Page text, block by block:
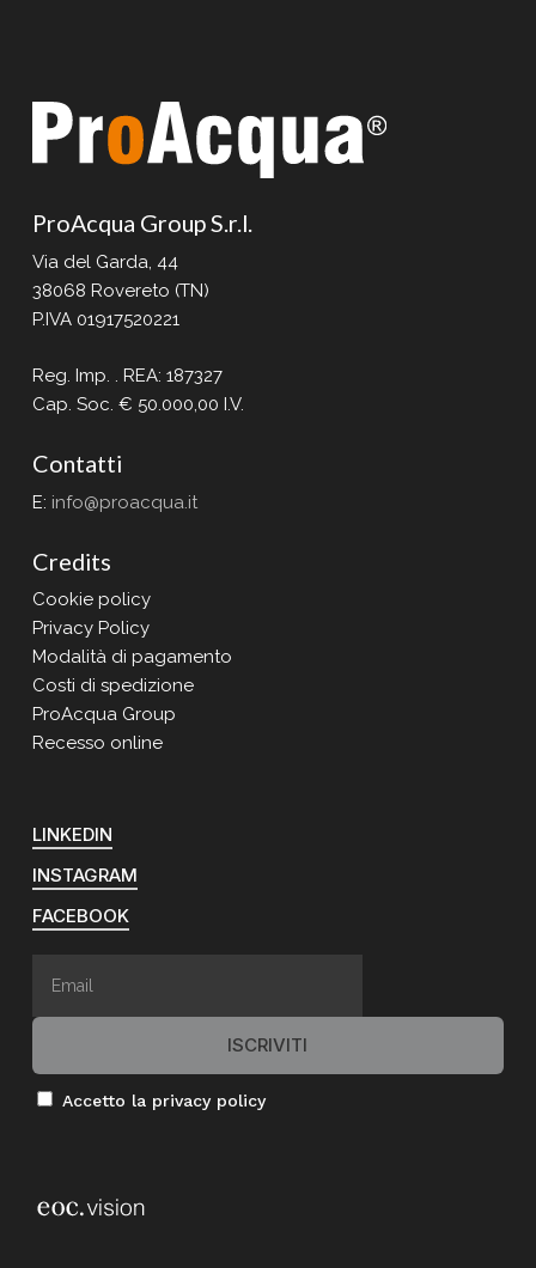
ProAcqua Group S.r.l.
Via del Garda, 44
38068 Rovereto (TN)
P.IVA 01917520221
Reg. Imp. . REA: 187327
Cap. Soc. € 50.000,00 I.V.
Contatti
E: info@proacqua.it
Credits
Cookie policy
Privacy Policy
Modalità di pagamento
Costi di spedizione
ProAcqua Group
Recesso online
LINKEDIN
INSTAGRAM
FACEBOOK
Accetto la privacy policy